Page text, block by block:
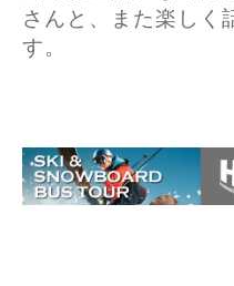
さんと、また楽しく
す。